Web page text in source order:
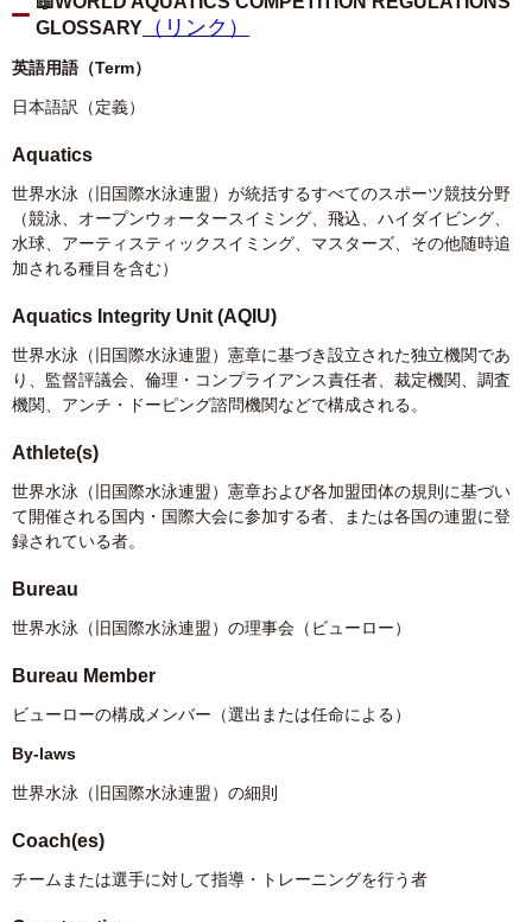
GLOSSARY （リンク）
英語用語（Term）
日本語訳（定義）
Aquatics
世界水泳（旧国際水泳連盟）が統括するすべてのスポーツ競技分野
（競泳、オープンウォータースイミング、飛込、ハイダイビング、
水球、アーティスティックスイミング、マスターズ、その他随時追
加される種目を含む）
Aquatics Integrity Unit (AQIU)
世界水泳（旧国際水泳連盟）憲章に基づき設立された独立機関であ
り、監督評議会、倫理・コンプライアンス責任者、裁定機関、調査
機関、アンチ・ドーピング諮問機関などで構成される。
Athlete(s)
世界水泳（旧国際水泳連盟）憲章および各加盟団体の規則に基づい
て開催される国内・国際大会に参加する者、または各国の連盟に登
録されている者。
Bureau
世界水泳（旧国際水泳連盟）の理事会（ビューロー）
Bureau Member
ビューローの構成メンバー（選出または任命による）
By-laws
世界水泳（旧国際水泳連盟）の細則
Coach(es)
チームまたは選手に対して指導・トレーニングを行う者